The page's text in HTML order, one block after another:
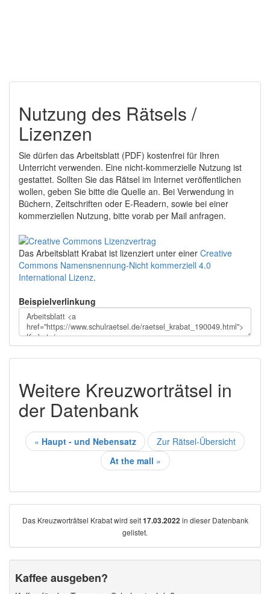
Nutzung des Rätsels /
Lizenzen
Sie dürfen das Arbeitsblatt (PDF) kostenfrei für Ihren
Unterricht verwenden. Eine nicht-kommerzielle Nutzung ist
gestattet. Sollten Sie das Rätsel im Internet veröffentlichen
wollen, geben Sie bitte die Quelle an. Bei Verwendung in
Büchern, Zeitschriften oder E-Readern, sowie bei einer
kommerziellen Nutzung, bitte vorab per Mail anfragen.
Das Arbeitsblatt Krabat ist lizenziert unter einer Creative
Commons Namensnennung-Nicht kommerziell 4.0
International Lizenz.
Beispielverlinkung
Weitere Kreuzworträtsel in
der Datenbank
« Haupt - und Nebensatz
Zur Rätsel-Übersicht
At the mall »
Das Kreuzworträtsel Krabat wird seit17.03.2022 in dieser Datenbank
gelistet.
Kaffee ausgeben?